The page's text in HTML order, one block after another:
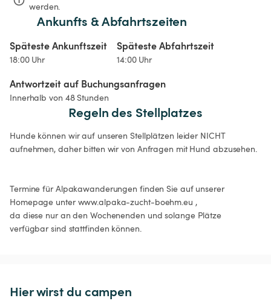
werden.
Ankunfts & Abfahrtszeiten
Späteste Ankunftszeit
18:00 Uhr
Späteste Abfahrtszeit
14:00 Uhr
Antwortzeit auf Buchungsanfragen
Innerhalb von 48 Stunden
Regeln des Stellplatzes
Hunde können wir auf unseren Stellplätzen leider NICHT
aufnehmen, daher bitten wir von Anfragen mit Hund abzusehen.
Termine für Alpakawanderungen finden Sie auf unserer
Homepage unter www.alpaka-zucht-boehm.eu ,
da diese nur an den Wochenenden und solange Plätze
verfügbar sind stattfinden können.
Hier wirst du campen